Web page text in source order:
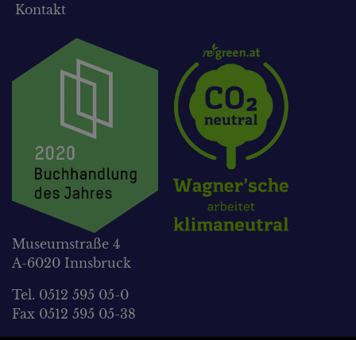
Kontakt
Museumstraße 4
A-6020 Innsbruck
Tel. 0512 595 05-0
Fax 0512 595 05-38